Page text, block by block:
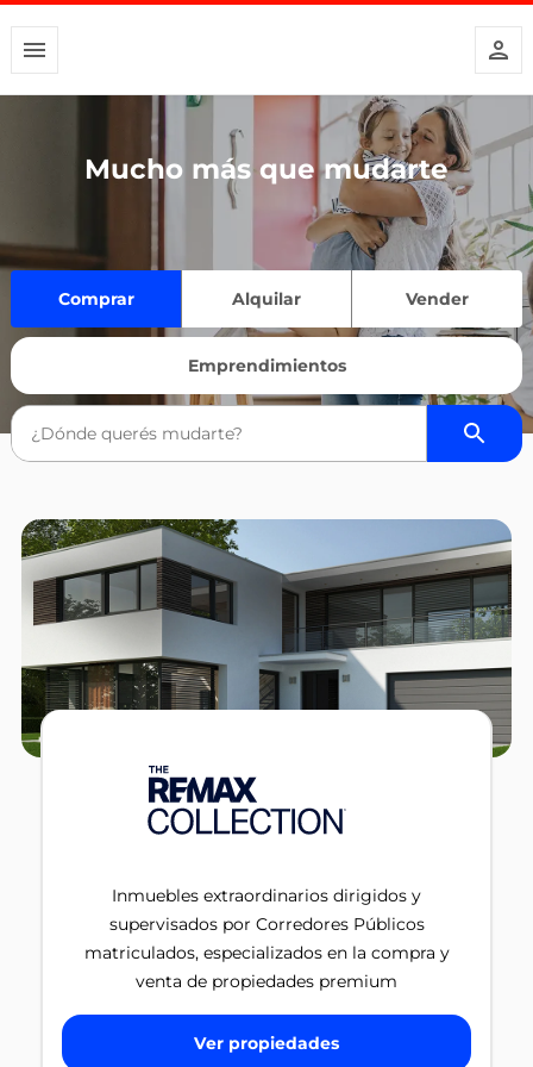
Mucho más que mudarte
Comprar Alquilar Vender
Emprendimientos
Inmuebles extraordinarios dirigidos y
supervisados por Corredores Públicos
matriculados, especializados en la compra y
venta de propiedades premium
Ver propiedades